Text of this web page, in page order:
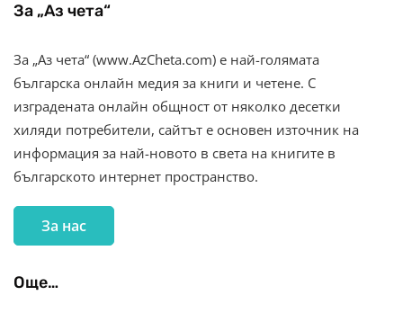
За „Аз чета“
За „Аз чета“ (www.AzCheta.com) е най-голямата
българска онлайн медия за книги и четене. С
изградената онлайн общност от няколко десетки
хиляди потребители, сайтът е основен източник на
информация за най-новото в света на книгите в
българското интернет пространство.
За нас
Още…